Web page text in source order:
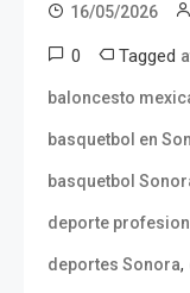
16/05/2026
0 Tagged
baloncesto
basquetbol en
basquetbol
deporte
deportes Sonora,